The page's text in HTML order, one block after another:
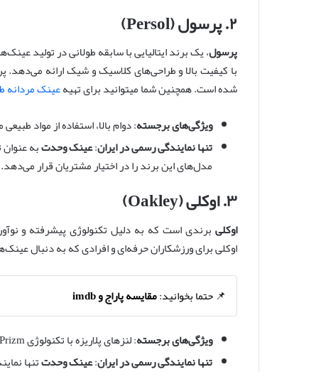
۲. پرسول (Persol)
پرسول، یک برند ایتالیایی با سابقه طولانی در تولید
با کیفیت بالا و طراحی‌های کلاسیک و شیک ارائه می‌دهد.
شده است. همچنین شما میتوانید برای تهیهعینک مردانه
ویژگی‌های برجسته: دوام بالا، استفاده از مواد
تنها نمایندگی رسمی در ایران:عینک وحدتبه
مدل‌های این برند را در اختیار مشتریان قرار می‌دهد.
۳. اوکلی (Oakley)
اوکلیبرندی است که به دلیل تکنولوژی پیشرفته و
اوکلی برای ورزشکاران حرفه‌ای و افرادی که به دنبال
📌 حتما بخوانید:مقایسه پاراج و imdb
ویژگی‌های برجسته: لنزهای پلاریزه با تکنولوژی Prizm، طراحی ارگونومیک و مقاوم.
تنها نمایندگی رسمی در ایران:عینک وحدتتنها